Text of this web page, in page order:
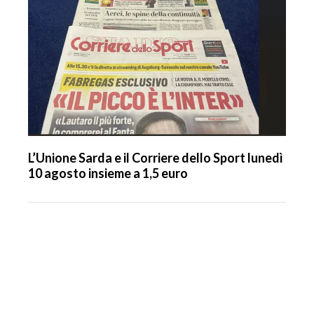
L’Unione Sarda e il Corriere dello Sport lunedì
10 agosto insieme a 1,5 euro